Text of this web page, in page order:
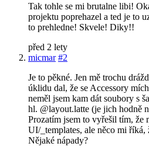
Tak tohle se mi brutalne libi!
projektu poprehazel a ted je to
to prehledne! Skvele! Diky!!
před 2 lety
micmar #2
Je to pěkné. Jen mě trochu
úklidu dal, že se Accessory
neměl jsem kam dát soubory s
hl. @layout.latte (je jich hodně
Prozatím jsem to vyřešil tím, že
UI/_templates, ale něco mi říká,
Nějaké nápady?